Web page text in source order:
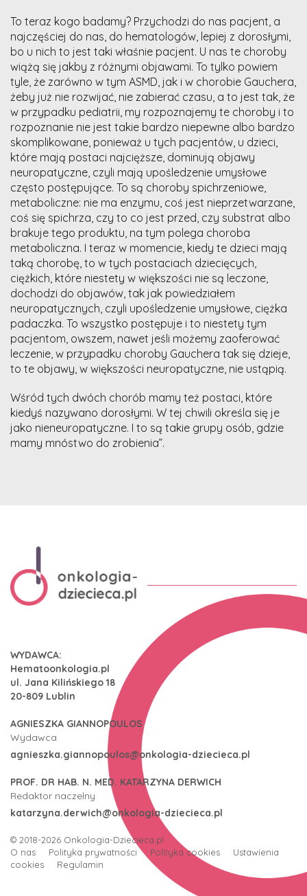
To teraz kogo badamy? Przychodzi do nas pacjent, a
najczęściej do nas, do hematologów, lepiej z dorosłymi,
bo u nich to jest taki właśnie pacjent. U nas te choroby
wiążą się jakby z różnymi objawami. To tylko powiem
tyle, że zarówno w tym ASMD, jak i w chorobie Gauchera,
żeby już nie rozwijać, nie zabierać czasu, a to jest tak, że
w przypadku pediatrii, my rozpoznajemy te choroby i to
rozpoznanie nie jest takie bardzo niepewne albo bardzo
skomplikowane, ponieważ u tych pacjentów, u dzieci,
które mają postaci najcięższe, dominują objawy
neuropatyczne, czyli mają upośledzenie umysłowe
często postępujące. To są choroby spichrzeniowe,
metaboliczne: nie ma enzymu, coś jest nieprzetwarzane,
coś się spichrza, czy to co jest przed, czy substrat albo
brakuje tego produktu, na tym polega choroba
metaboliczna. I teraz w momencie, kiedy te dzieci mają
taką chorobę, to w tych postaciach dziecięcych,
ciężkich, które niestety w większości nie są leczone,
dochodzi do objawów, tak jak powiedziałem
neuropatycznych, czyli upośledzenie umysłowe, ciężka
padaczka. To wszystko postępuje i to niestety tym
pacjentom, owszem, nawet jeśli możemy zaoferować
leczenie, w przypadku choroby Gauchera tak się dzieje,
to te objawy, w większości neuropatyczne, nie ustąpią.
Wśród tych dwóch chorób mamy też postaci, które
kiedyś nazywano dorosłymi. W tej chwili określa się je
jako nieneuropatyczne. I to są takie grupy osób, gdzie
mamy mnóstwo do zrobienia”.
WYDAWCA:
Hematoonkologia.pl
ul. Jana Kilińskiego 18
20-809 Lublin
AGNIESZKA GIANNOPOULOS
Wydawca
agnieszka.giannopoulos@onkologia-dziecieca.pl
PROF. DR HAB. N. MED. KATARZYNA DERWICH
Redaktor naczelny
katarzyna.derwich@onkologia-dziecieca.pl
© 2018-2026 Onkologia-Dziecieca.pl
O nas
Polityka prywatności Polityka cookies
Ustawienia
cookies
Regulamin